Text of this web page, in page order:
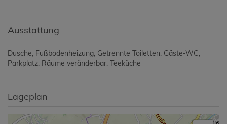
Ausstattung
Dusche Fußbodenheizung Getrennte Toiletten Gäste-WC
Parkplatz Räume veränderbar Teeküche
Lageplan